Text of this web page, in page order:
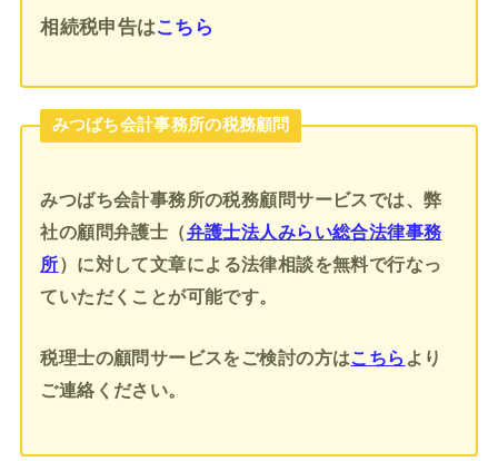
相続税申告はこちら
みつばち会計事務所の税務顧問
みつばち会計事務所の税務顧問サービスでは、弊
社の顧問弁護士（弁護士法人みらい総合法律事務
所）に対して文章による法律相談を無料で行なっ
ていただくことが可能です。
税理士の顧問サービスをご検討の方はこちら より
ご連絡ください。